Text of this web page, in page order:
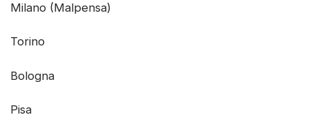
Milano (Malpensa)
Torino
Bologna
Pisa